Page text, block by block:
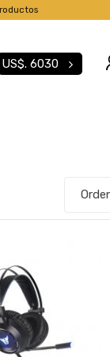
US$. 6030